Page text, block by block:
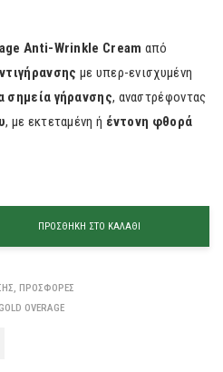
Anti-Wrinkle Cream από
με υπερ-ενισχυμένη
σημεία γήρανσης, αναστρέφοντας
, με εκτεταμένη ή έντονη φθορά
ΠΡΟΣΘΉΚΗ ΣΤΟ ΚΑΛΆΘΙ
, ΠΡΟΣΦΟΡΈΣ
OVERAGE